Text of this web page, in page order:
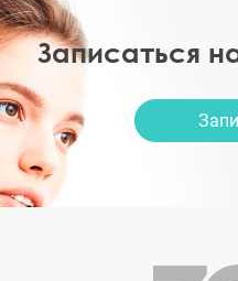
Записаться